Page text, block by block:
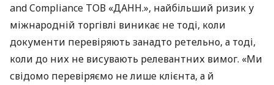
and Compliance ТОВ «ДАНН.», найбільший ризик у
міжнародній торгівлі виникає не тоді, коли
документи перевіряють занадто ретельно, а тоді,
коли до них не висувають релевантних вимог. «Ми
свідомо перевіряємо не лише клієнта, а й